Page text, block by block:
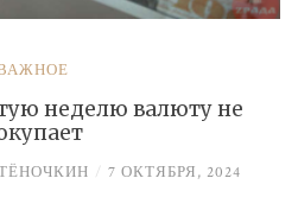
неделю валюту не
/ 7 ОКТЯБРЯ, 2024